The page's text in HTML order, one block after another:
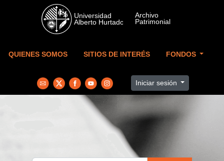
Skip to main content
QUIENES SOMOS SITIOS DE INTERÉS FONDOS
Iniciar sesión